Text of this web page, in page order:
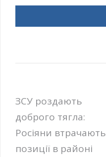
Навігація
записів
ЗСУ роздають
доброго тягла:
Росіяни втрачають
позиції в районі